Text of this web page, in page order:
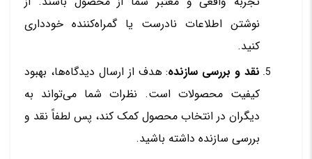
نوشتن اطلاعات نادرست یا گمراه‌کننده خودداری
کنید.
نقد و بررسی سازنده: هدف از ارسال دیدگاه‌ها، بهبود
کیفیت محصولات است. نظرات شما می‌تواند به
دیگران در انتخاب محصول کمک کند، پس لطفاً نقد و
بررسی سازنده داشته باشید.